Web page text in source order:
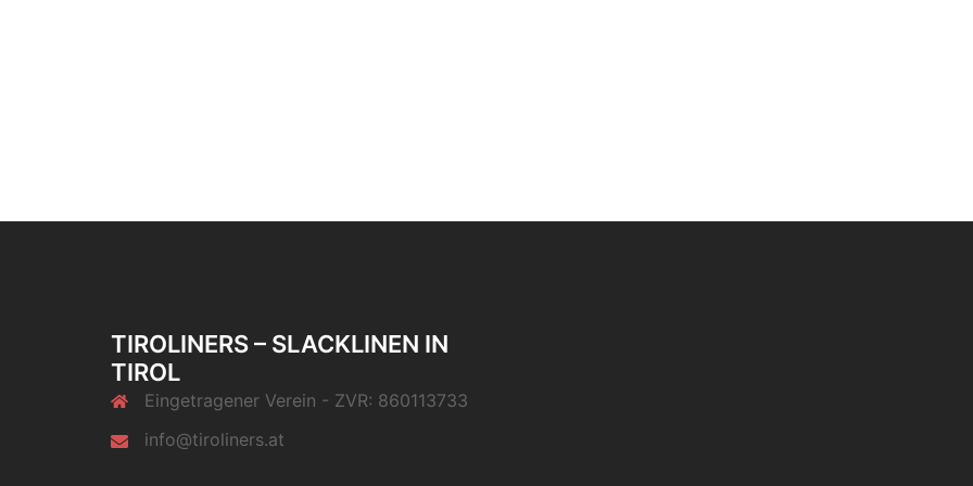
TIROLINERS – SLACKLINEN IN
TIROL
Eingetragener Verein - ZVR: 860113733
info@tiroliners.at